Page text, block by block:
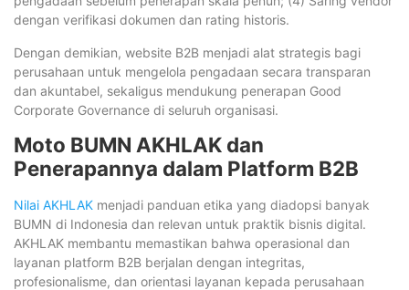
dengan verifikasi dokumen dan rating historis.
Dengan demikian, website B2B menjadi alat strategis bagi
perusahaan untuk mengelola pengadaan secara transparan
dan akuntabel, sekaligus mendukung penerapan Good
Corporate Governance di seluruh organisasi.
Moto BUMN AKHLAK dan
Penerapannya dalam Platform B2B
Nilai AKHLAK menjadi panduan etika yang diadopsi banyak
BUMN di Indonesia dan relevan untuk praktik bisnis digital.
AKHLAK membantu memastikan bahwa operasional dan
layanan platform B2B berjalan dengan integritas,
profesionalisme, dan orientasi layanan kepada perusahaan